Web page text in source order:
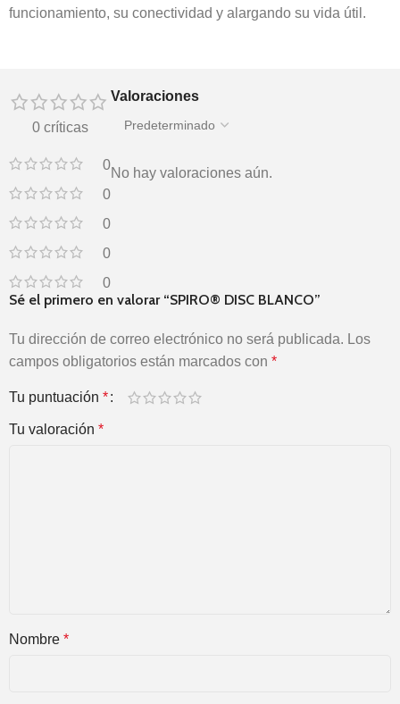
funcionamiento, su conectividad y alargando su vida útil.
0 críticas
0
0
0
0
0
Valoraciones
No hay valoraciones aún.
Sé el primero en valorar “SPIRO® DISC BLANCO”
Tu dirección de correo electrónico no será publicada. Los
campos obligatorios están marcados con *
Tu puntuación *
Tu valoración *
Nombre *